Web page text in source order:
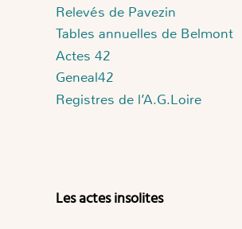
Relevés de Pavezin
Tables annuelles de Belmont
Actes 42
Geneal42
Registres de l’A.G.Loire
Les actes insolites